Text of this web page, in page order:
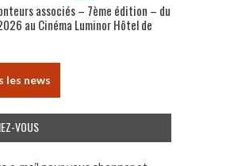
associés – 7ème édition – du
au Cinéma Luminor Hôtel de
les news
VOUS